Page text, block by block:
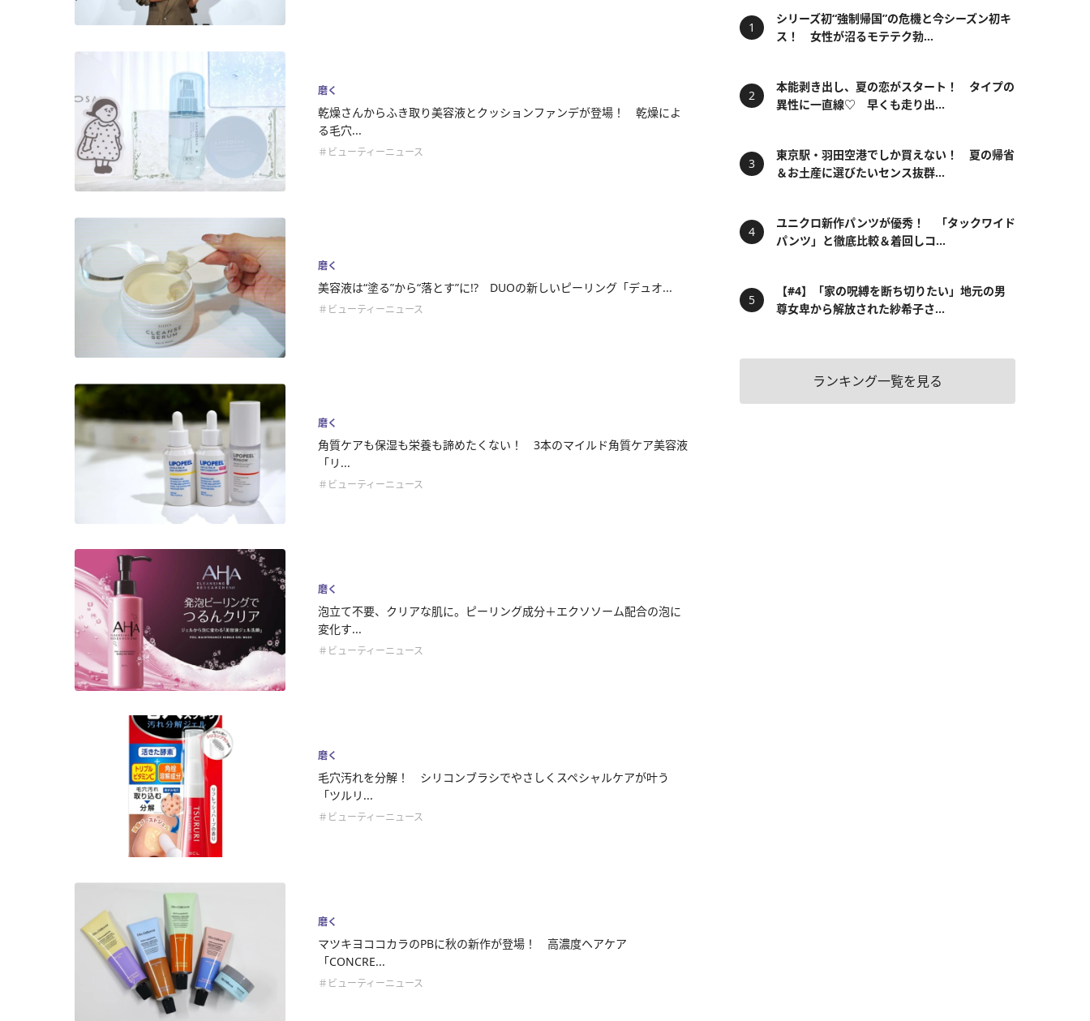
磨く
乾燥さんからふき取り美容液とクッションファンデが登場！ 乾燥によ
る毛穴...
＃ビューティーニュース
磨く
美容液は“塗る”から“落とす”に!? DUOの新しいピーリング「デュオ...
＃ビューティーニュース
磨く
角質ケアも保湿も栄養も諦めたくない！ 3本のマイルド角質ケア美容液
「リ...
＃ビューティーニュース
磨く
泡立て不要、クリアな肌に。ピーリング成分＋エクソソーム配合の泡に
変化す...
＃ビューティーニュース
磨く
毛穴汚れを分解！ シリコンブラシでやさしくスペシャルケアが叶う
「ツルリ...
＃ビューティーニュース
磨く
マツキヨココカラのPBに秋の新作が登場！ 高濃度ヘアケア
「CONCRE...
＃ビューティーニュース
シリーズ初“強制帰国”の危機と今シーズン初キ
ス！ 女性が沼るモテテク勃...
本能剥き出し、夏の恋がスタート！ タイプの
異性に一直線♡ 早くも走り出...
東京駅・羽田空港でしか買えない！ 夏の帰省
＆お土産に選びたいセンス抜群...
ユニクロ新作パンツが優秀！ 「タックワイド
パンツ」と徹底比較＆着回しコ...
【#4】「家の呪縛を断ち切りたい」地元の男
尊女卑から解放された紗希子さ...
ランキング一覧を見る